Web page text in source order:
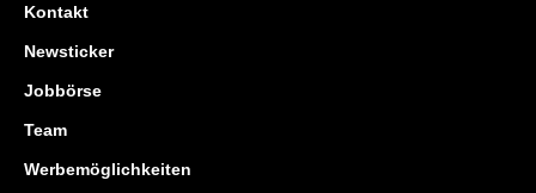
Kontakt
Newsticker
Jobbörse
Team
Werbemöglichkeiten